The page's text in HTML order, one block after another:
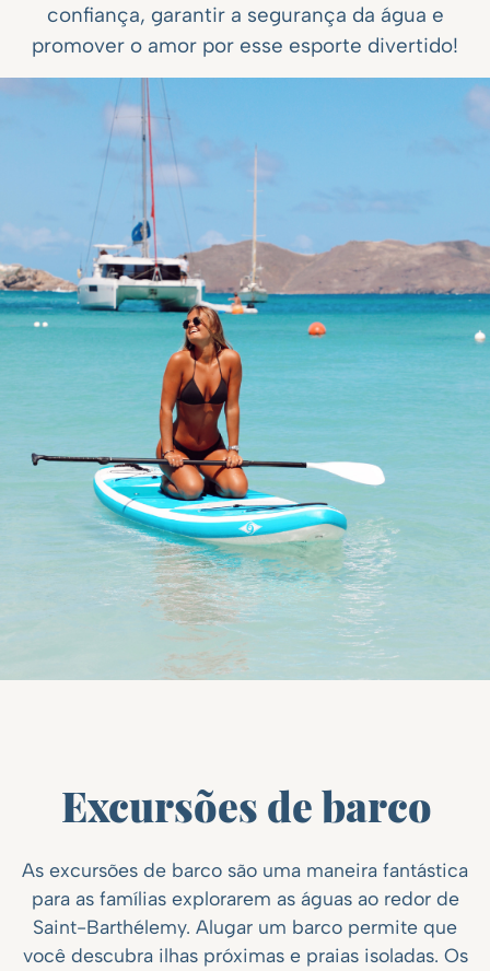
confiança, garantir a segurança da água e
promover o amor por esse esporte divertido!
Excursões de barco
As excursões de barco são uma maneira fantástica
para as famílias explorarem as águas ao redor de
Saint-Barthélemy. Alugar um barco permite que
você descubra ilhas próximas e praias isoladas. Os